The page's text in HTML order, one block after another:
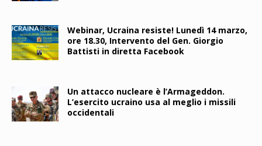
Webinar, Ucraina resiste! Lunedì 14 marzo,
ore 18.30, Intervento del Gen. Giorgio
Battisti in diretta Facebook
Un attacco nucleare è l’Armageddon.
L’esercito ucraino usa al meglio i missili
occidentali